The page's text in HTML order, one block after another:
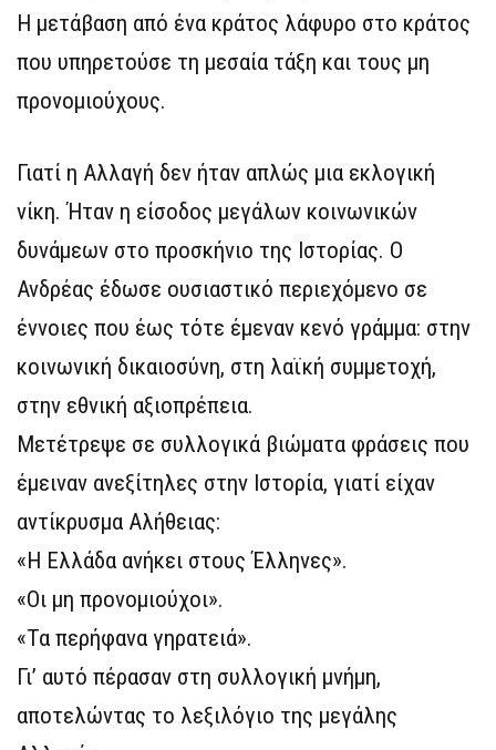
Η μετάβαση από ένα κράτος λάφυρο στο κράτος
που υπηρετούσε τη μεσαία τάξη και τους μη
προνομιούχους.
Γιατί η Αλλαγή δεν ήταν απλώς μια εκλογική
νίκη. Ήταν η είσοδος μεγάλων κοινωνικών
δυνάμεων στο προσκήνιο της Ιστορίας. Ο
Ανδρέας έδωσε ουσιαστικό περιεχόμενο σε
έννοιες που έως τότε έμεναν κενό γράμμα: στην
κοινωνική δικαιοσύνη, στη λαϊκή συμμετοχή,
στην εθνική αξιοπρέπεια.
Μετέτρεψε σε συλλογικά βιώματα φράσεις που
έμειναν ανεξίτηλες στην Ιστορία, γιατί είχαν
αντίκρυσμα Αλήθειας:
«Η Ελλάδα ανήκει στους Έλληνες».
«Οι μη προνομιούχοι».
«Τα περήφανα γηρατειά».
Γι’ αυτό πέρασαν στη συλλογική μνήμη,
αποτελώντας το λεξιλόγιο της μεγάλης